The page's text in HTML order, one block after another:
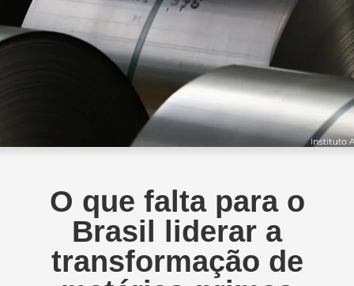
O que falta para o
Brasil liderar a
transformação de